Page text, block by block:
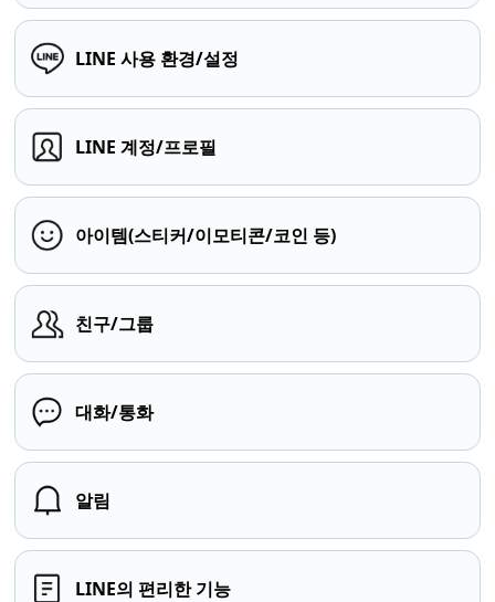
LINE 사용 환경/설정
LINE 계정/프로필
아이템(스티커/이모티콘/코인 등)
친구/그룹
대화/통화
알림
LINE의 편리한 기능